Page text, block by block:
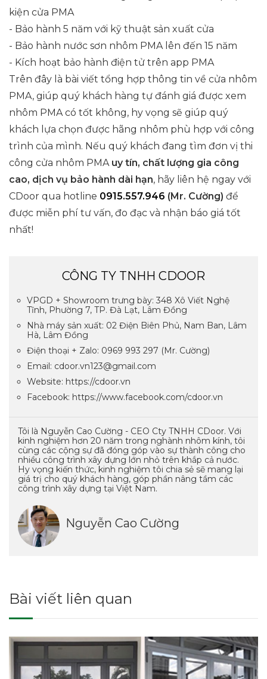
kiện cửa PMA
- Bảo hành 5 năm với kỹ thuật sản xuất cửa
- Bảo hành nước sơn nhôm PMA lên đến 15 năm
- Kích hoạt bảo hành điện tử trên app PMA
Trên đây là bài viết tổng hợp thông tin về cửa nhôm
PMA, giúp quý khách hàng tự đánh giá được xem
nhôm PMA có tốt không, hy vọng sẽ giúp quý
khách lựa chọn được hãng nhôm phù hợp với công
trình của mình. Nếu quý khách đang tìm đơn vị thi
công cửa nhôm PMA uy tín, chất lượng gia công
cao, dịch vụ bảo hành dài hạn, hãy liên hệ ngay với
CDoor qua hotline 0915.557.946 (Mr. Cường) để
được miễn phí tư vấn, đo đạc và nhận báo giá tốt
nhất!
CÔNG TY TNHH CDOOR
VPGD + Showroom trưng bày: 348 Xô Viết Nghệ
Tĩnh, Phường 7, TP. Đà Lạt, Lâm Đồng
Nhà máy sản xuất: 02 Điện Biên Phủ, Nam Ban, Lâm
Hà, Lâm Đồng
Điện thoại + Zalo: 0969 993 297 (Mr. Cường)
Email: cdoor.vn123@gmail.com
Website: https://cdoor.vn
Facebook: https://www.facebook.com/cdoor.vn
Tôi là Nguyễn Cao Cường - CEO Cty TNHH CDoor. Với
kinh nghiệm hơn 20 năm trong nghành nhôm kính, tôi
cùng các cộng sự đã đóng góp vào sự thành công cho
nhiều công trình xây dựng lớn nhỏ trên khắp cả nước.
Hy vọng kiến thức, kinh nghiệm tôi chia sẻ sẽ mang lại
giá trị cho quý khách hàng, góp phần nâng tầm các
công trình xây dựng tại Việt Nam.
Nguyễn Cao Cường
Bài viết liên quan